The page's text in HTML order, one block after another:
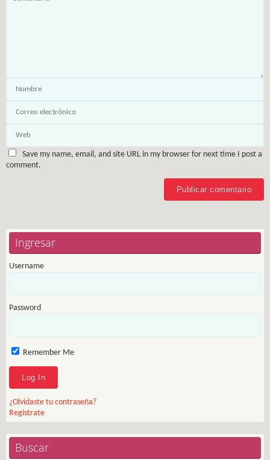
Save my name, email, and site URL in my browser for next time I post a
comment.
Ingresar
Username
Password
Remember Me
¿Olvidaste tu contraseña?
Registrate
Buscar